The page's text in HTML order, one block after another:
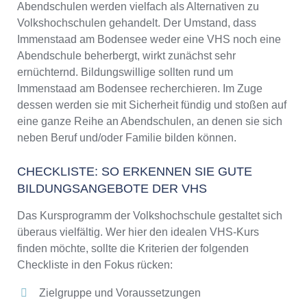
Abendschulen werden vielfach als Alternativen zu
Volkshochschulen gehandelt. Der Umstand, dass
Immenstaad am Bodensee weder eine VHS noch eine
Abendschule beherbergt, wirkt zunächst sehr
ernüchternd. Bildungswillige sollten rund um
Immenstaad am Bodensee recherchieren. Im Zuge
dessen werden sie mit Sicherheit fündig und stoßen auf
eine ganze Reihe an Abendschulen, an denen sie sich
neben Beruf und/oder Familie bilden können.
CHECKLISTE: SO ERKENNEN SIE GUTE
BILDUNGSANGEBOTE DER VHS
Das Kursprogramm der Volkshochschule gestaltet sich
überaus vielfältig. Wer hier den idealen VHS-Kurs
finden möchte, sollte die Kriterien der folgenden
Checkliste in den Fokus rücken:
Zielgruppe und Voraussetzungen